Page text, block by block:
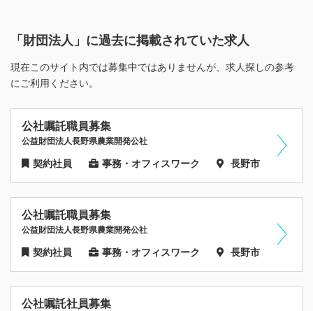
「財団法人」に過去に掲載されていた求人
現在このサイト内では募集中ではありませんが、求人探しの参考
にご利用ください。
公社嘱託職員募集
公益財団法人長野県農業開発公社
契約社員 事務・オフィスワーク 長野市
公社嘱託職員募集
公益財団法人長野県農業開発公社
契約社員 事務・オフィスワーク 長野市
公社嘱託社員募集